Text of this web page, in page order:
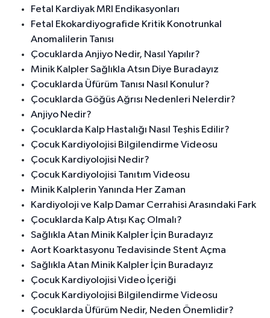
Fetal Kardiyak MRI Endikasyonları
Fetal Ekokardiyografide Kritik Konotrunkal
Anomalilerin Tanısı
Çocuklarda Anjiyo Nedir, Nasıl Yapılır?
Minik Kalpler Sağlıkla Atsın Diye Buradayız
Çocuklarda Üfürüm Tanısı Nasıl Konulur?
Çocuklarda Göğüs Ağrısı Nedenleri Nelerdir?
Anjiyo Nedir?
Çocuklarda Kalp Hastalığı Nasıl Teşhis Edilir?
Çocuk Kardiyolojisi Bilgilendirme Videosu
Çocuk Kardiyolojisi Nedir?
Çocuk Kardiyolojisi Tanıtım Videosu
Minik Kalplerin Yanında Her Zaman
Kardiyoloji ve Kalp Damar Cerrahisi Arasındaki Fark
Çocuklarda Kalp Atışı Kaç Olmalı?
Sağlıkla Atan Minik Kalpler İçin Buradayız
Aort Koarktasyonu Tedavisinde Stent Açma
Sağlıkla Atan Minik Kalpler İçin Buradayız
Çocuk Kardiyolojisi Video İçeriği
Çocuk Kardiyolojisi Bilgilendirme Videosu
Çocuklarda Üfürüm Nedir, Neden Önemlidir?